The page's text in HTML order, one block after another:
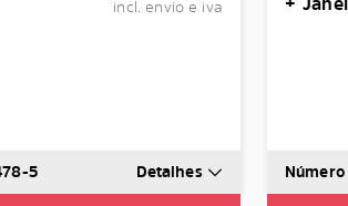
incl. envio e iva
5 Detalhes